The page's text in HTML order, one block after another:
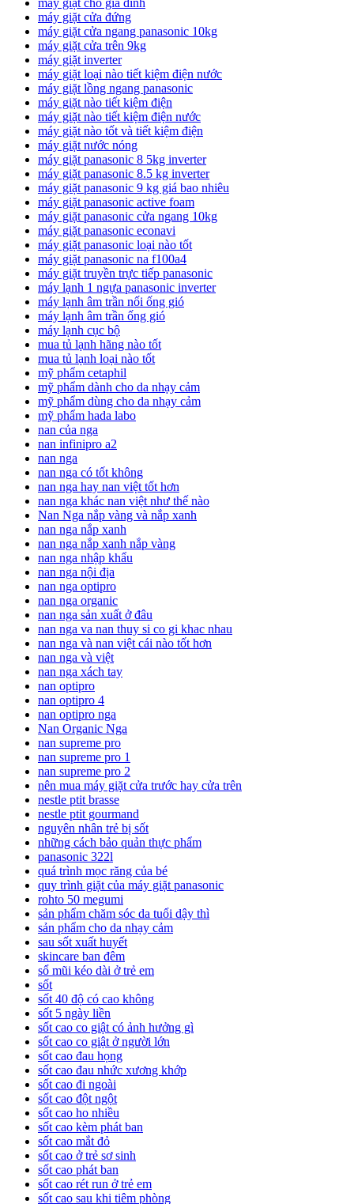
máy giặt cho gia đình
máy giặt cửa đứng
máy giặt cửa ngang panasonic 10kg
máy giặt cửa trên 9kg
máy giặt inverter
máy giặt loại nào tiết kiệm điện nước
máy giặt lồng ngang panasonic
máy giặt nào tiết kiệm điện
máy giặt nào tiết kiệm điện nước
máy giặt nào tốt và tiết kiệm điện
máy giặt nước nóng
máy giặt panasonic 8 5kg inverter
máy giặt panasonic 8.5 kg inverter
máy giặt panasonic 9 kg giá bao nhiêu
máy giặt panasonic active foam
máy giặt panasonic cửa ngang 10kg
máy giặt panasonic econavi
máy giặt panasonic loại nào tốt
máy giặt panasonic na f100a4
máy giặt truyền trực tiếp panasonic
máy lạnh 1 ngựa panasonic inverter
máy lạnh âm trần nối ống gió
máy lạnh âm trần ống gió
máy lạnh cục bộ
mua tủ lạnh hãng nào tốt
mua tủ lạnh loại nào tốt
mỹ phẩm cetaphil
mỹ phẩm dành cho da nhạy cảm
mỹ phẩm dùng cho da nhạy cảm
mỹ phẩm hada labo
nan của nga
nan infinipro a2
nan nga
nan nga có tốt không
nan nga hay nan việt tốt hơn
nan nga khác nan việt như thế nào
Nan Nga nắp vàng và nắp xanh
nan nga nắp xanh
nan nga nắp xanh nắp vàng
nan nga nhập khẩu
nan nga nội địa
nan nga optipro
nan nga organic
nan nga sản xuất ở đâu
nan nga va nan thuy si co gi khac nhau
nan nga và nan việt cái nào tốt hơn
nan nga và việt
nan nga xách tay
nan optipro
nan optipro 4
nan optipro nga
Nan Organic Nga
nan supreme pro
nan supreme pro 1
nan supreme pro 2
nên mua máy giặt cửa trước hay cửa trên
nestle ptit brasse
nestle ptit gourmand
nguyên nhân trẻ bị sốt
những cách bảo quản thực phẩm
panasonic 322l
quá trình mọc răng của bé
quy trình giặt của máy giặt panasonic
rohto 50 megumi
sản phẩm chăm sóc da tuổi dậy thì
sản phẩm cho da nhạy cảm
sau sốt xuất huyết
skincare ban đêm
sổ mũi kéo dài ở trẻ em
sốt
sốt 40 độ có cao không
sốt 5 ngày liền
sốt cao co giật có ảnh hưởng gì
sốt cao co giật ở người lớn
sốt cao đau họng
sốt cao đau nhức xương khớp
sốt cao đi ngoài
sốt cao đột ngột
sốt cao ho nhiều
sốt cao kèm phát ban
sốt cao mắt đỏ
sốt cao ở trẻ sơ sinh
sốt cao phát ban
sốt cao rét run ở trẻ em
sốt cao sau khi tiêm phòng